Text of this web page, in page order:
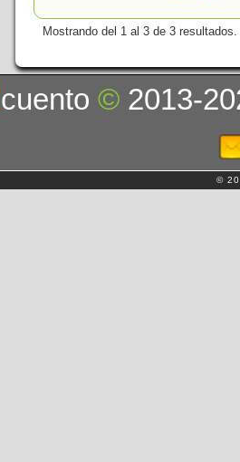
Mostrando del 1 al 3 de 3 resultados.
cuento© 2013-
©